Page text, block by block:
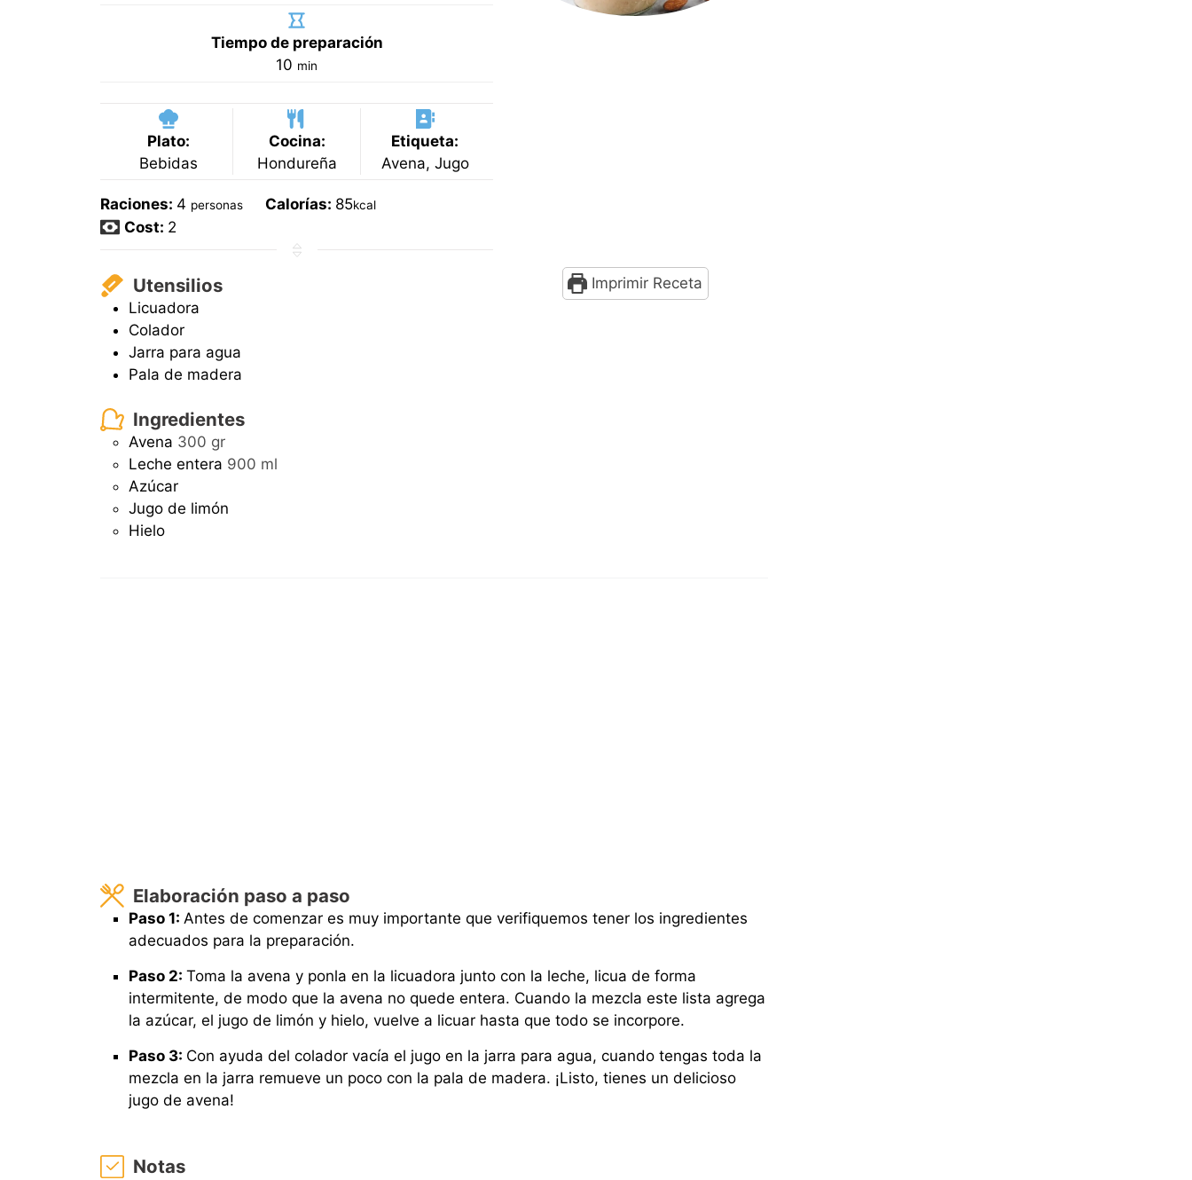
Imprimir Receta
Tiempo de preparación
10 minutos
min
Plato:
Bebidas
Cocina:
Hondureña
Etiqueta:
Avena, Jugo
Raciones: 4 personas Calorías: 85kcal
Cost: 2
Utensilios
Licuadora
Colador
Jarra para agua
Pala de madera
Ingredientes
Avena 300 gr
Leche entera 900 ml
Azúcar
Jugo de limón
Hielo
Elaboración paso a paso
Paso 1: Antes de comenzar es muy importante que verifiquemos tener los ingredientes
adecuados para la preparación.
Paso 2: Toma la avena y ponla en la licuadora junto con la leche, licua de forma
intermitente, de modo que la avena no quede entera. Cuando la mezcla este lista agrega
la azúcar, el jugo de limón y hielo, vuelve a licuar hasta que todo se incorpore.
Paso 3: Con ayuda del colador vacía el jugo en la jarra para agua, cuando tengas toda la
mezcla en la jarra remueve un poco con la pala de madera. ¡Listo, tienes un delicioso
jugo de avena!
Notas